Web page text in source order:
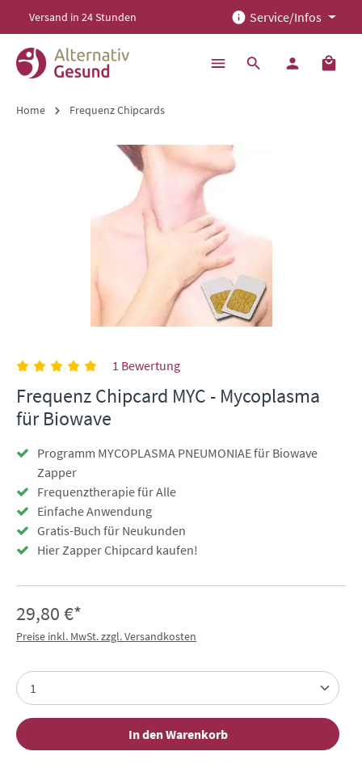
springen
Versand in 24 Stunden Service/Infos
Home Frequenz Chipcards
1 Bewertung
Frequenz Chipcard MYC - Mycoplasma
für Biowave
Programm MYCOPLASMA PNEUMONIAE für Biowave
Zapper
Frequenztherapie für Alle
Einfache Anwendung
Gratis-Buch für Neukunden
Hier Zapper Chipcard kaufen!
29,80 €*
Preise inkl. MwSt. zzgl. Versandkosten
In den Warenkorb